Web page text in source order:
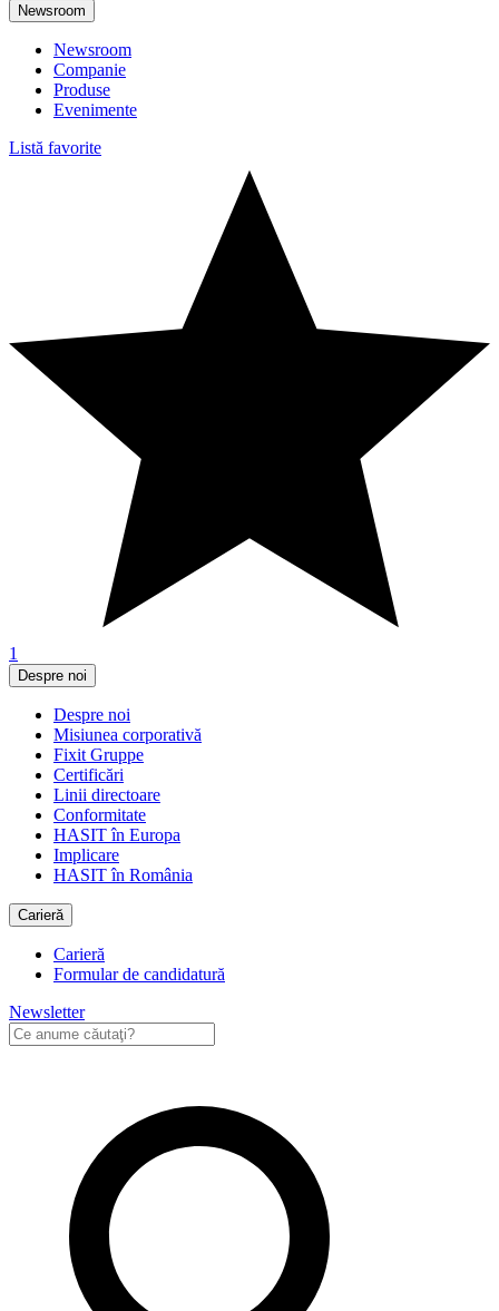
Newsroom
Newsroom
Companie
Produse
Evenimente
Listă favorite
1
Despre noi
Despre noi
Misiunea corporativă
Fixit Gruppe
Certificări
Linii directoare
Conformitate
HASIT în Europa
Implicare
HASIT în România
Carieră
Carieră
Formular de candidatură
Newsletter